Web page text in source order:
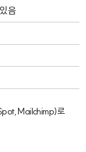
음
Mailchimp)로